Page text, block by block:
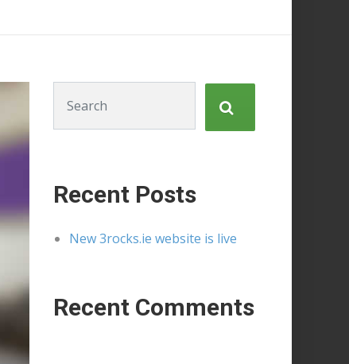
Recent Posts
New 3rocks.ie website is live
Recent Comments